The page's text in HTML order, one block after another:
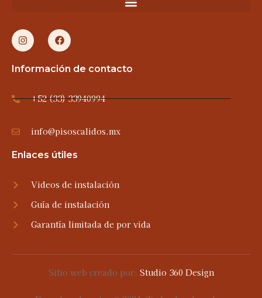
Información de contacto
+52 (33) 33940994
info@pisoscalidos.mx
Enlaces útiles
Videos de instalación
Guía de instalación
Garantía limitada de por vida
Sitio web creado por: Studio 360 Design